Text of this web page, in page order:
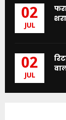
02
JUL
02
JUL